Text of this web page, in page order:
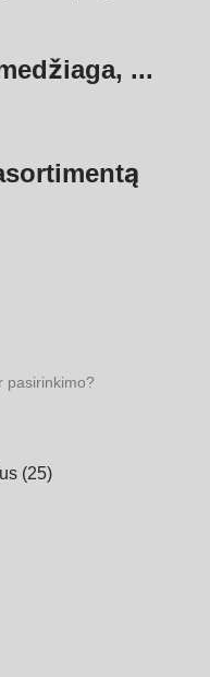
...
pasirinkimo?
(25)